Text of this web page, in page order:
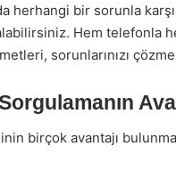
herhangi bir sorunla
Hem telefonla
sorunlarınızı
birçok avantajı